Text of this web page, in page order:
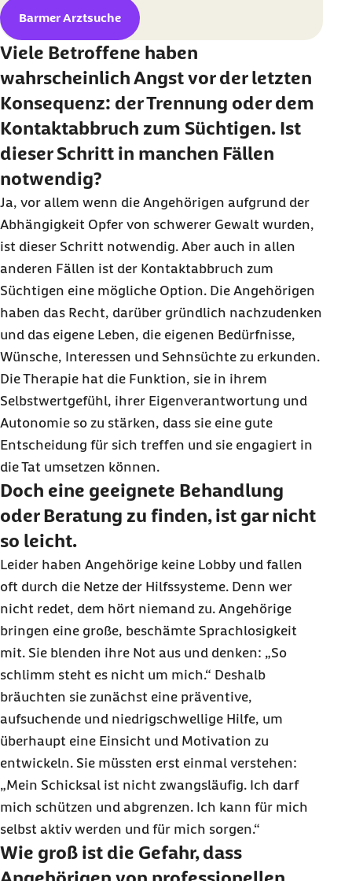
Barmer Arztsuche
Viele Betroffene haben
wahrscheinlich Angst vor der letzten
Konsequenz: der Trennung oder dem
Kontaktabbruch zum Süchtigen. Ist
dieser Schritt in manchen Fällen
notwendig?
Ja, vor allem wenn die Angehörigen aufgrund der
Abhängigkeit Opfer von schwerer Gewalt wurden,
ist dieser Schritt notwendig. Aber auch in allen
anderen Fällen ist der Kontaktabbruch zum
Süchtigen eine mögliche Option. Die Angehörigen
haben das Recht, darüber gründlich nachzudenken
und das eigene Leben, die eigenen Bedürfnisse,
Wünsche, Interessen und Sehnsüchte zu erkunden.
Die Therapie hat die Funktion, sie in ihrem
Selbstwertgefühl, ihrer Eigenverantwortung und
Autonomie so zu stärken, dass sie eine gute
Entscheidung für sich treffen und sie engagiert in
die Tat umsetzen können.
Doch eine geeignete Behandlung
oder Beratung zu finden, ist gar nicht
so leicht.
Leider haben Angehörige keine Lobby und fallen
oft durch die Netze der Hilfssysteme. Denn wer
nicht redet, dem hört niemand zu. Angehörige
bringen eine große, beschämte Sprachlosigkeit
mit. Sie blenden ihre Not aus und denken: „So
schlimm steht es nicht um mich.“ Deshalb
bräuchten sie zunächst eine präventive,
aufsuchende und niedrigschwellige Hilfe, um
überhaupt eine Einsicht und Motivation zu
entwickeln. Sie müssten erst einmal verstehen:
„Mein Schicksal ist nicht zwangsläufig. Ich darf
mich schützen und abgrenzen. Ich kann für mich
selbst aktiv werden und für mich sorgen.“
Wie groß ist die Gefahr, dass